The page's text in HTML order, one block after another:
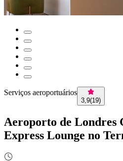
Serviços aeroportuários
3,9(19)
Aeroporto de Londres
Express Lounge no